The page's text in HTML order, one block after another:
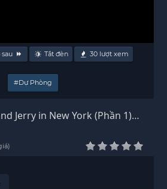
sau Tắt đèn 30lượt xem
#Dự Phòng
Jerry in New York (Phần 1)